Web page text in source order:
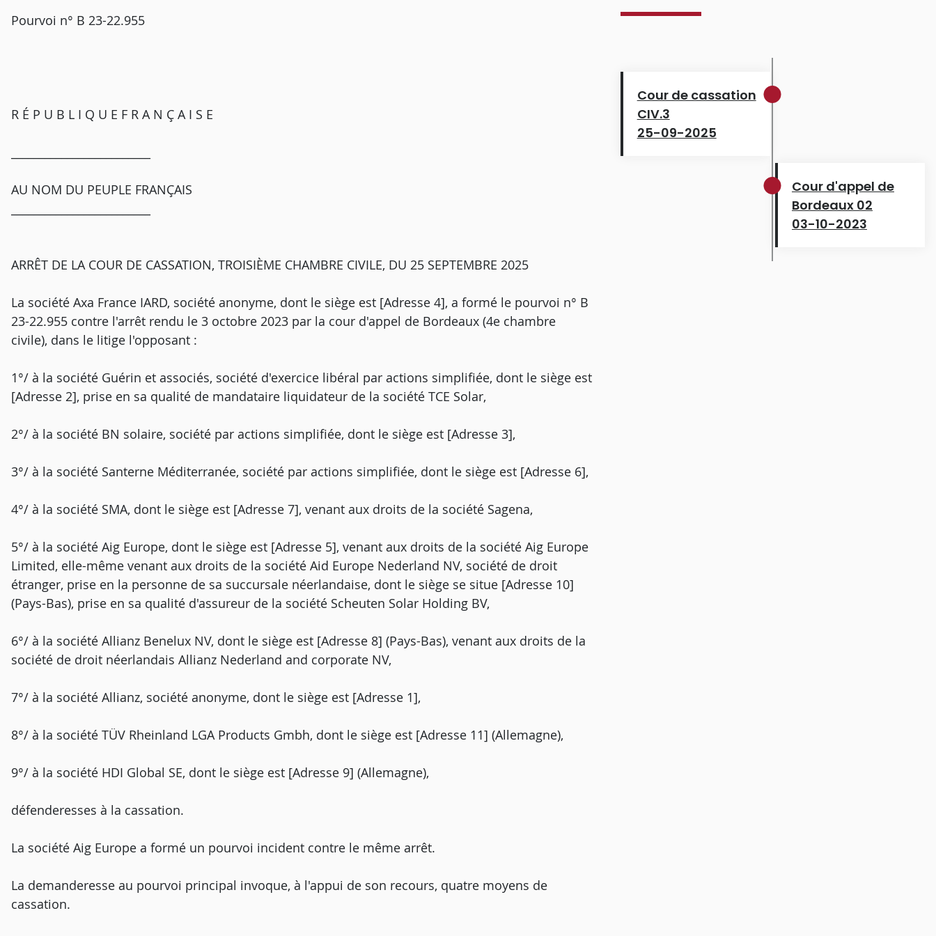
Pourvoi n° B 23-22.955
R É P U B L I Q U E F R A N Ç A I S E
AU NOM DU PEUPLE FRANÇAIS
ARRÊT DE LA COUR DE CASSATION, TROISIÈME CHAMBRE CIVILE, DU 25 SEPTEMBRE 2025
La société Axa France IARD, société anonyme, dont le siège est [Adresse 4], a formé le pourvoi n° B
23-22.955 contre l'arrêt rendu le 3 octobre 2023 par la cour d'appel de Bordeaux (4e chambre
civile), dans le litige l'opposant :
1°/ à la société Guérin et associés, société d'exercice libéral par actions simplifiée, dont le siège est
[Adresse 2], prise en sa qualité de mandataire liquidateur de la société TCE Solar,
2°/ à la société BN solaire, société par actions simplifiée, dont le siège est [Adresse 3],
3°/ à la société Santerne Méditerranée, société par actions simplifiée, dont le siège est [Adresse 6],
4°/ à la société SMA, dont le siège est [Adresse 7], venant aux droits de la société Sagena,
5°/ à la société Aig Europe, dont le siège est [Adresse 5], venant aux droits de la société Aig Europe
Limited, elle-même venant aux droits de la société Aid Europe Nederland NV, société de droit
étranger, prise en la personne de sa succursale néerlandaise, dont le siège se situe [Adresse 10]
(Pays-Bas), prise en sa qualité d'assureur de la société Scheuten Solar Holding BV,
6°/ à la société Allianz Benelux NV, dont le siège est [Adresse 8] (Pays-Bas), venant aux droits de la
société de droit néerlandais Allianz Nederland and corporate NV,
7°/ à la société Allianz, société anonyme, dont le siège est [Adresse 1],
8°/ à la société TÜV Rheinland LGA Products Gmbh, dont le siège est [Adresse 11] (Allemagne),
9°/ à la société HDI Global SE, dont le siège est [Adresse 9] (Allemagne),
défenderesses à la cassation.
La société Aig Europe a formé un pourvoi incident contre le même arrêt.
La demanderesse au pourvoi principal invoque, à l'appui de son recours, quatre moyens de
cassation.
Cour de cassation
CIV.3
25-09-2025
Cour d'appel de
Bordeaux 02
03-10-2023